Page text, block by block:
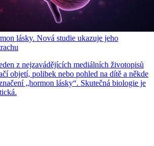
lásky. Nová studie ukazuje jeho
z nejzavádějících mediálních životopisů
objetí, polibek nebo pohled na dítě a někde
„hormon lásky“. Skutečná biologie je